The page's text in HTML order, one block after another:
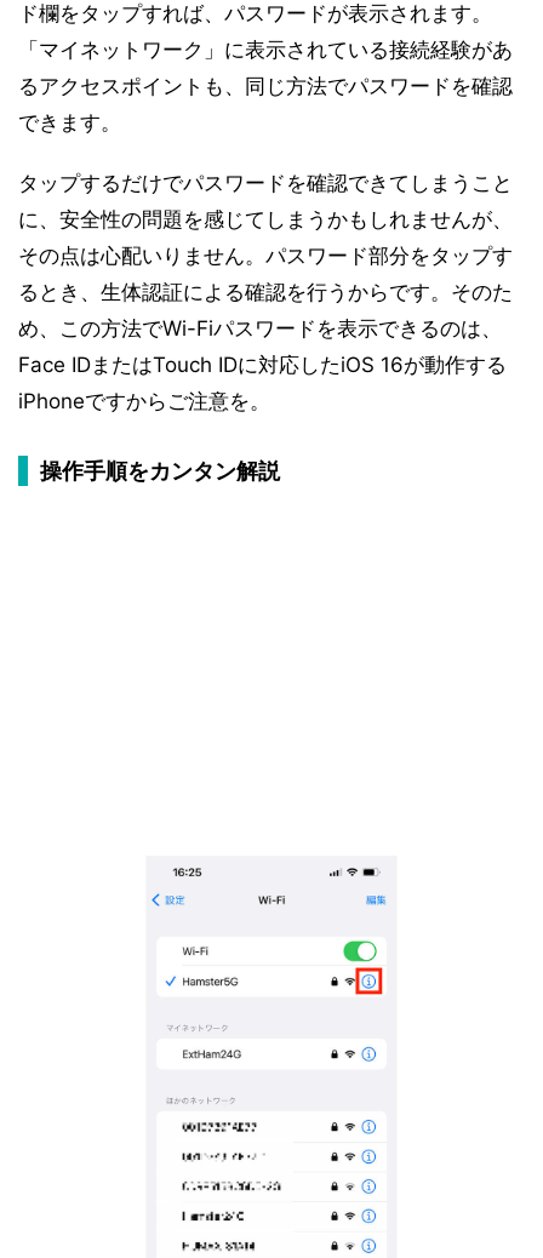
ド欄をタップすれば、パスワードが表示されます。
「マイネットワーク」に表示されている接続経験があ
るアクセスポイントも、同じ方法でパスワードを確認
できます。
タップするだけでパスワードを確認できてしまうこと
に、安全性の問題を感じてしまうかもしれませんが、
その点は心配いりません。パスワード部分をタップす
るとき、生体認証による確認を行うからです。そのた
め、この方法でWi-Fiパスワードを表示できるのは、
Face IDまたはTouch IDに対応したiOS 16が動作する
iPhoneですからご注意を。
操作手順をカンタン解説